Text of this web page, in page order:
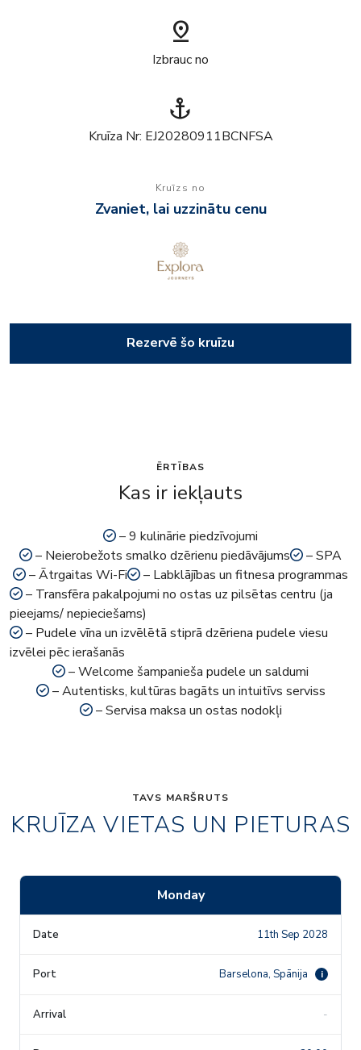
pin_drop
Izbrauc no
anchor
Kruīza Nr: EJ20280911BCNFSA
Kruīzs no
Zvaniet, lai uzzinātu cenu
Rezervē šo kruīzu
ĒRTĪBAS
Kas ir iekļauts
– 9 kulinārie piedzīvojumi
– Neierobežots smalko dzērienu piedāvājums
– SPA
– Ātrgaitas Wi-Fi
– Labklājības un fitnesa programmas
– Transfēra pakalpojumi no ostas uz pilsētas centru (ja
pieejams/ nepieciešams)
– Pudele vīna un izvēlētā stiprā dzēriena pudele viesu
izvēlei pēc ierašanās
– Welcome šampanieša pudele un saldumi
– Autentisks, kultūras bagāts un intuitīvs serviss
– Servisa maksa un ostas nodokļi
TAVS MARŠRUTS
KRUĪZA VIETAS UN PIETURAS
Monday
11th Sep 2028
Barselona, Spānija i
-